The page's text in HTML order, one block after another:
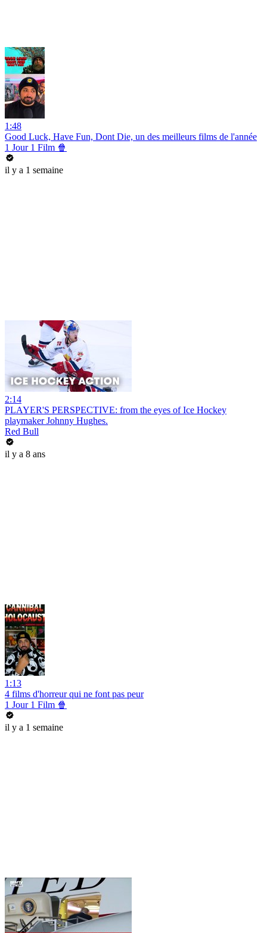
1:48
Good Luck, Have Fun, Dont Die, un des meilleurs films de l'année
1 Jour 1 Film 🍿
il y a 1 semaine
2:14
PLAYER'S PERSPECTIVE: from the eyes of Ice Hockey
playmaker Johnny Hughes.
Red Bull
il y a 8 ans
1:13
4 films d'horreur qui ne font pas peur
1 Jour 1 Film 🍿
il y a 1 semaine